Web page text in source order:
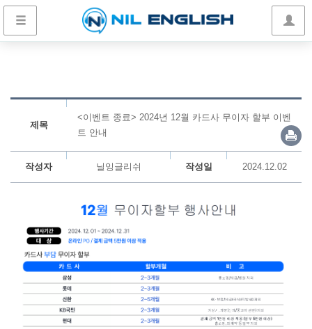
제목
<이벤트 종료> 2024년 12월 카드사 무이자 할부 이벤
트 안내
작성자 닐잉글리쉬 작성일 2024.12.02